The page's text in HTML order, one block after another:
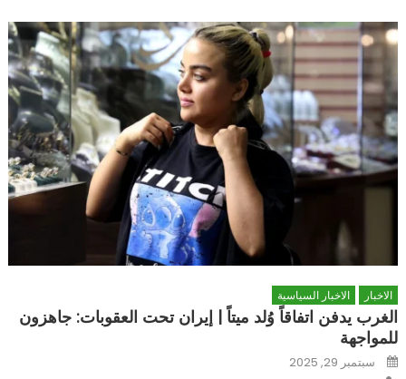
الاخبار الاخبار السياسية
الغرب يدفن اتفاقاً وُلد ميتاً | إيران تحت العقوبات: جاهزون
للمواجهة
Posted
onسبتمبر 29, 2025